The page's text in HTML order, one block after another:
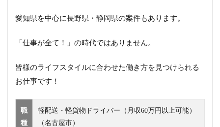
愛知県を中心に長野県・静岡県の案件もあります。
「仕事が全て！」の時代ではありません。
皆様のライフスタイルに合わせた働き方を見つけられる
お仕事です！
職
種
軽配送・軽貨物ドライバー（月収60万円以上可能）
（名古屋市）